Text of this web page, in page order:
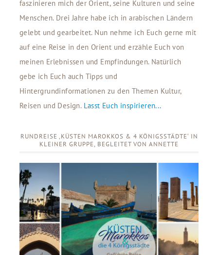
faszinieren mich der Orient, seine Kulturen und seine
Menschen. Drei Jahre habe ich in arabischen Ländern
gelebt und gearbeitet. Nun nehme ich Euch gerne mit
auf eine Reise in den Orient und erzähle Euch von
meinen Erlebnissen und Empfindungen. Natürlich
gebe ich Euch auch Tipps und
Hintergrundinformationen zu den Themen Kultur,
Reisen und Design. Lasst Euch inspirieren...
RUNDREISE ‚KÜSTEN MAROKKOS & 4 KÖNIGSSTÄDTE‘ IN
KLEINER GRUPPE, BEGLEITET VON ANNETTE